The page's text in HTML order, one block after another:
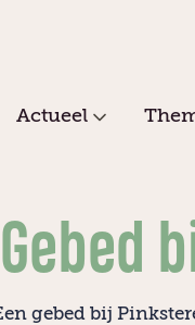
Actueel
Gebed
gebed bij